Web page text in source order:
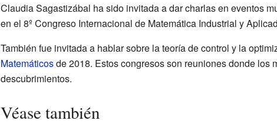
Claudia Sagastizábal ha sido invitada a dar charlas en eventos
en el 8º Congreso Internacional de Matemática Industrial y
También fue invitada a hablar sobre la teoría de control y la
Matemáticosde 2018. Estos congresos son reuniones donde los
descubrimientos.
Véase también